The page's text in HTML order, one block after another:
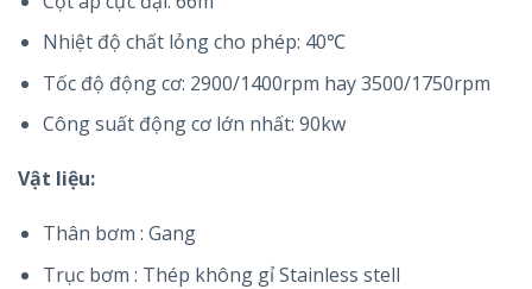
Nhiệt độ chất lỏng cho phép: 40℃
Tốc độ động cơ: 2900/1400rpm hay 3500/1750rpm
Công suất động cơ lớn nhất: 90kw
Vật liệu:
Thân bơm : Gang
Trục bơm : Thép không gỉ Stainless stell